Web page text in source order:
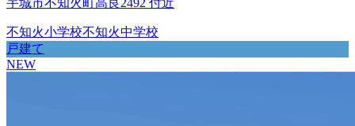
宇城市不知火町高良2492 付近
不知火小学校不知火中学校
戸建て
NEW